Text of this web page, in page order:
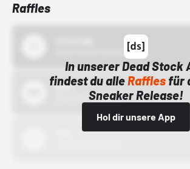
Raffles
In unserer Dead Stock
findest du alleRafflesfür
Sneaker Release!
Hol dir unsere App
Bstn
01.10.22 00:00 Uhr